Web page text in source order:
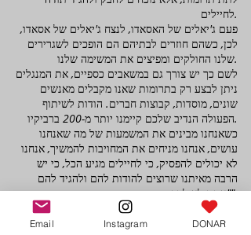
לחיילים.
פעם ג'יאלים של האסאדו, לנצח ג'יאלים של אסאדו,
לכן, כשהם חוזרים לבתיהם הם הופכים לשגרירים
שלנו החולקים ומפיצים את המשימה שלנו.
לשם כך יש צורך גם במשאבים כספיים, את המנגלים
ניתן לבצע רק בתרומות שאנו מקבלים מאנשים
שונים, מוסדות, קבוצות חברים. הודות לשיתוף
הפעולה הנדיב שלכם קיימנו יותר מ-200 ברביקיו.
כשאנחנו מבינים את המשמעות של מה שאנחנו
עושים, אנחנו מניחים את המחויבות להמשיך, אנחנו
לא יכולים להפסיק, כי לחיילים מגיע הכל, כי יש
הרבה מאיתנו שרוצים להודות להם ולהגיד להם
"אתם לא לבד".
ביחד אנחנו רוצים לעשות את זה, ביחד זו הדרך שלנו
להודות לך ולתמוך בך
Email Instagram DONAR